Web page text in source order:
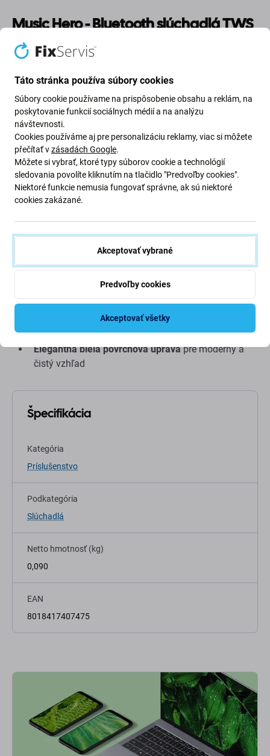
Music Hero - Bluetooth slúchadlá TWS
NUBOX, biele
Vychutnajte si čistý a pohlcujúci zvuk so slúchadlami
bezdrôtové slúchadlá sú navrhnuté pre celodenné
pohodlie a bezproblémové pripojenie. Kompaktné
nabíjacie puzdro predlžuje výdrž batérie, vďaka čomu sú
ideálne na prácu, cvičenie a cestovanie. Ich štýlová biela
povrchová úprava zaisťuje elegantný, minimalistický
vzhľad a zároveň poskytuje špičkový zvukový výkon.
Kľúčové vlastnosti:
Technológia True Wireless Stereo (TWS)pre
pohlcujúci posluchový zážitok
Bluetooth 5.0pre stabilné a rýchle pripojenie
Ergonomický dizajnpre bezpečné a pohodlné
nosenie
Dotykové ovládacie prvkypre jednoduchú navigáciu
Dlhotrvajúca batérias rýchlonabíjacím puzdrom
Elegantná biela povrchová úpravapre moderný a
čistý vzhľad
Špecifikácia
Kategória
Príslušenstvo
Podkategória
Slúchadlá
Netto hmotnosť (kg)
0,090
EAN
8018417407475
Táto stránka používa súbory cookies
Súbory cookie používame na prispôsobenie obsahu a reklám, na
poskytovanie funkcií sociálnych médií a na analýzu
návštevnosti.
Cookies používáme aj pre personalizáciu reklamy, viac si môžete
přečítať vzásadách Google.
Môžete si vybrať, ktoré typy súborov cookie a technológií
sledovania povolíte kliknutím na tlačidlo "Predvoľby cookies".
Niektoré funkcie nemusia fungovať správne, ak sú niektoré
cookies zakázané.
Akceptovať vybrané
Predvoľby cookies
Akceptovať všetky